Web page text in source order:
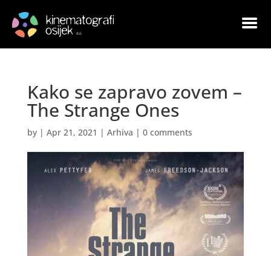
Kako se zapravo zovem –
The Strange Ones
by | Apr 21, 2021 | Arhiva | 0 comments